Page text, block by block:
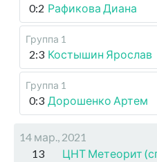
0:2 Рафикова Диана
Группа 1
2:3 Костышин Ярослав
Группа 1
0:3 Дорошенко Артем
14 мар., 2021
13
ЦНТ Метеорит